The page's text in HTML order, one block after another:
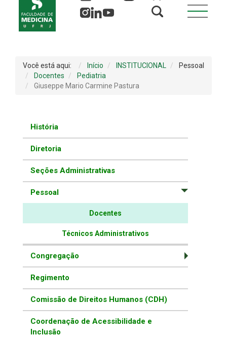
Você está aqui: Início INSTITUCIONAL
Pessoal
Docentes
Pediatria
Giuseppe Mario Carmine Pastura
História
Diretoria
Seções Administrativas
Pessoal
Docentes
Técnicos Administrativos
Congregação
Regimento
Comissão de Direitos Humanos (CDH)
Coordenação de Acessibilidade e
Inclusão